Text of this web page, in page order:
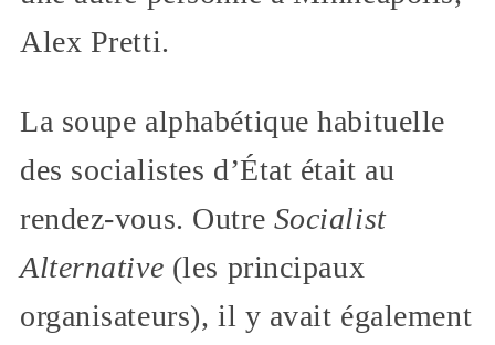
Alex Pretti.
La soupe alphabétique habituelle
des socialistes d’État était au
rendez-vous. Outre Socialist
Alternative (les principaux
organisateurs), il y avait également